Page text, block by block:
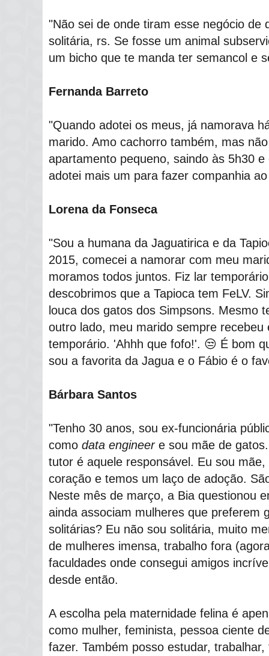
"Não sei de onde tiram esse negócio de
solitária, rs. Se fosse um animal
um bicho que te manda ter semancol e
Fernanda Barreto
"Quando adotei os meus, já namorava
marido. Amo cachorro também, mas
apartamento pequeno, saindo às 5h30
adotei mais um para fazer companhia
Lorena da Fonseca
"Sou a humana da Jaguatirica e da
2015, comecei a namorar com meu
moramos todos juntos. Fiz lar
descobrimos que a Tapioca tem FeLV.
louca dos gatos dos Simpsons. Mesmo
outro lado, meu marido sempre recebeu
temporário. 'Ahhh que fofo!'. 😒 É bom
sou a favorita da Jagua e o Fábio é o
Bárbara Santos
"Tenho 30 anos, sou ex-funcionária
como data engineere sou mãe de
tutor é aquele responsável. Eu sou
coração e temos um laço de adoção.
Neste mês de março, a Bia questionou
ainda associam mulheres que preferem
solitárias? Eu não sou solitária, muito
de mulheres imensa, trabalho fora
faculdades onde consegui amigos
desde então.
A escolha pela maternidade felina é
como mulher, feminista, pessoa ciente
fazer. Também posso estudar,